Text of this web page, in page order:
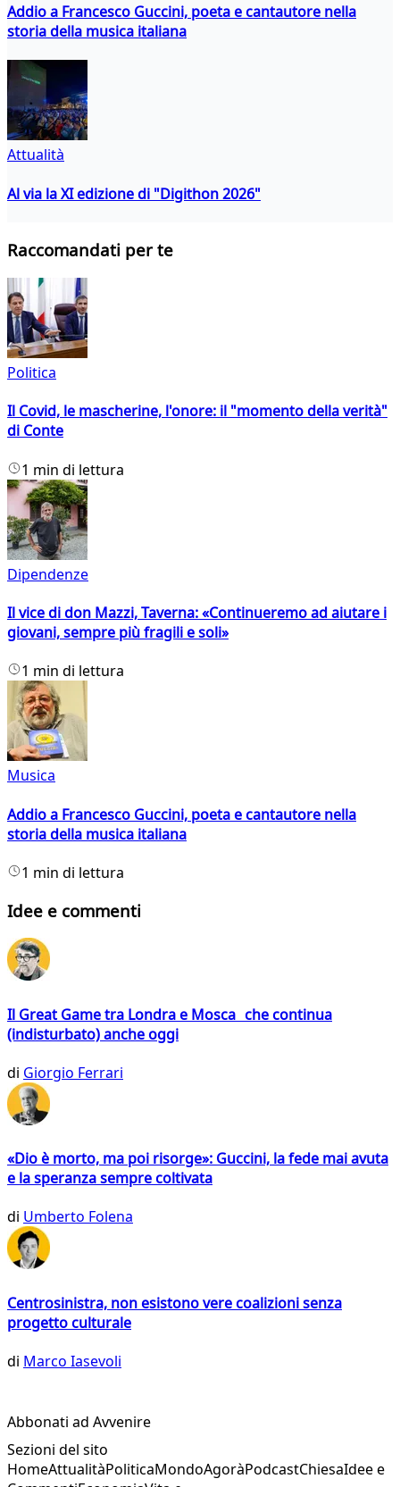
Addio a Francesco Guccini, poeta e cantautore nella
storia della musica italiana
Attualità
Al via la XI edizione di "Digithon 2026"
Raccomandati per te
Politica
Il Covid, le mascherine, l'onore: il "momento della verità"
di Conte
1 min di lettura
Dipendenze
Il vice di don Mazzi, Taverna: «Continueremo ad aiutare i
giovani, sempre più fragili e soli»
1 min di lettura
Musica
Addio a Francesco Guccini, poeta e cantautore nella
storia della musica italiana
1 min di lettura
Idee e commenti
Il Great Game tra Londra e Mosca che continua
(indisturbato) anche oggi
di Giorgio Ferrari
«Dio è morto, ma poi risorge»: Guccini, la fede mai avuta
e la speranza sempre coltivata
di Umberto Folena
Centrosinistra, non esistono vere coalizioni senza
progetto culturale
di Marco Iasevoli
Abbonati ad Avvenire
Sezioni del sito
HomeAttualitàPoliticaMondoAgoràPodcastChiesaIdee e